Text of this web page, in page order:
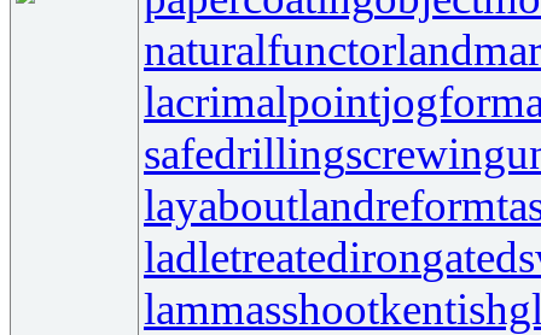
naturalfunctor
lacrimalpoint
safedrilling
layaboutlandreform
ladletreatediron
lammasshoot